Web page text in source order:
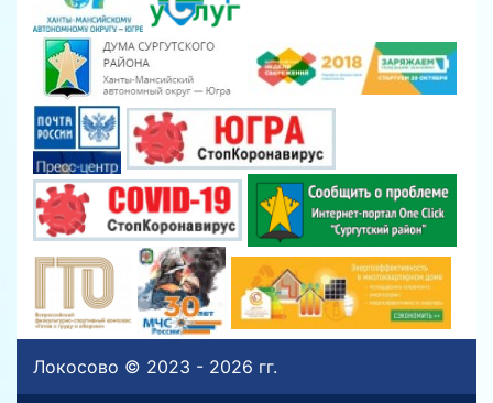
Локосово © 2023 - 2026 гг.